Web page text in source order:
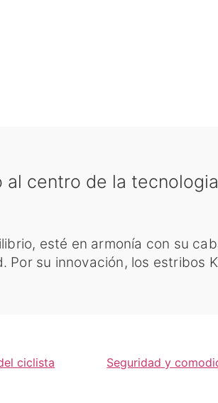
al centro de la
esté en armonía con su
Por su innovación, los estribos
ciclista Seguridad y